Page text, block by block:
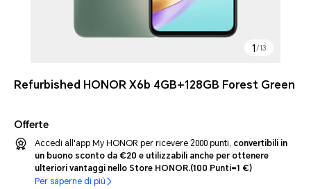
1 /13
Refurbished HONOR X6b 4GB+128GB Forest Green
Offerte
Accedi all'app My HONOR per ricevere 2000 punti, convertibili in
un buono sconto da €20 e utilizzabili anche per ottenere
ulteriori vantaggi nello Store HONOR.(100 Punti=1 €)
Per saperne di più